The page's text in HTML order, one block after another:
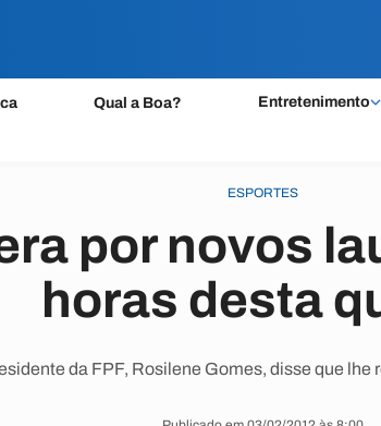
Qual a Boa? Entretenimento
ESPORTES
por novos
horas desta
da FPF, Rosilene Gomes, disse que